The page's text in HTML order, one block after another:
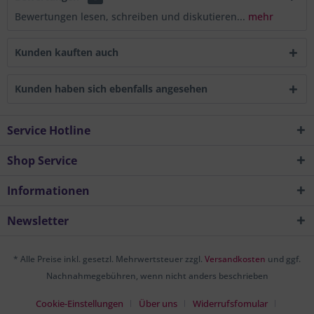
Bewertungen lesen, schreiben und diskutieren... mehr
Kunden kauften auch
Kunden haben sich ebenfalls angesehen
Service Hotline
Shop Service
Informationen
Newsletter
* Alle Preise inkl. gesetzl. Mehrwertsteuer zzgl. Versandkosten und ggf.
Nachnahmegebühren, wenn nicht anders beschrieben
Cookie-Einstellungen Über uns Widerrufsfomular